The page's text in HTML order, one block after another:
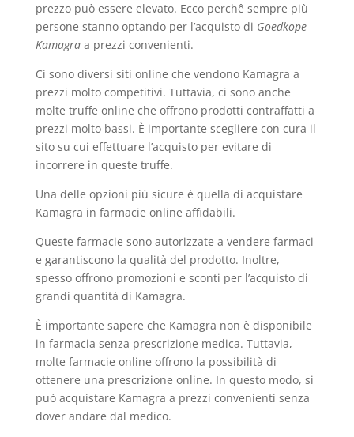
prezzo può essere elevato. Ecco perchê sempre più
persone stanno optando per l’acquisto di Goedkope
Kamagraa prezzi convenienti.
Ci sono diversi siti online che vendono Kamagra a
prezzi molto competitivi. Tuttavia, ci sono anche
molte truffe online che offrono prodotti contraffatti a
prezzi molto bassi. È importante scegliere con cura il
sito su cui effettuare l’acquisto per evitare di
incorrere in queste truffe.
Una delle opzioni più sicure è quella di acquistare
Kamagra in farmacie online affidabili.
Queste farmacie sono autorizzate a vendere farmaci
e garantiscono la qualità del prodotto. Inoltre,
spesso offrono promozioni e sconti per l’acquisto di
grandi quantità di Kamagra.
È importante sapere che Kamagra non è disponibile
in farmacia senza prescrizione medica. Tuttavia,
molte farmacie online offrono la possibilità di
ottenere una prescrizione online. In questo modo, si
può acquistare Kamagra a prezzi convenienti senza
dover andare dal medico.